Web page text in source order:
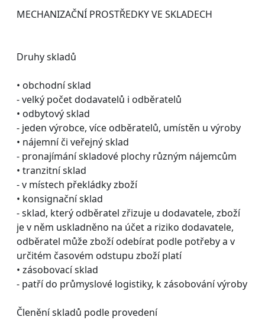
MECHANIZAČNÍ PROSTŘEDKY VE SKLADECH
Druhy skladů
• obchodní sklad
- velký počet dodavatelů i odběratelů
• odbytový sklad
- jeden výrobce, více odběratelů, umístěn u výroby
• nájemní či veřejný sklad
- pronajímání skladové plochy různým nájemcům
• tranzitní sklad
- v místech překládky zboží
• konsignační sklad
- sklad, který odběratel zřizuje u dodavatele, zboží
je v něm uskladněno na účet a riziko dodavatele,
odběratel může zboží odebírat podle potřeby a v
určitém časovém odstupu zboží platí
• zásobovací sklad
- patří do průmyslové logistiky, k zásobování výroby
Členění skladů podle provedení